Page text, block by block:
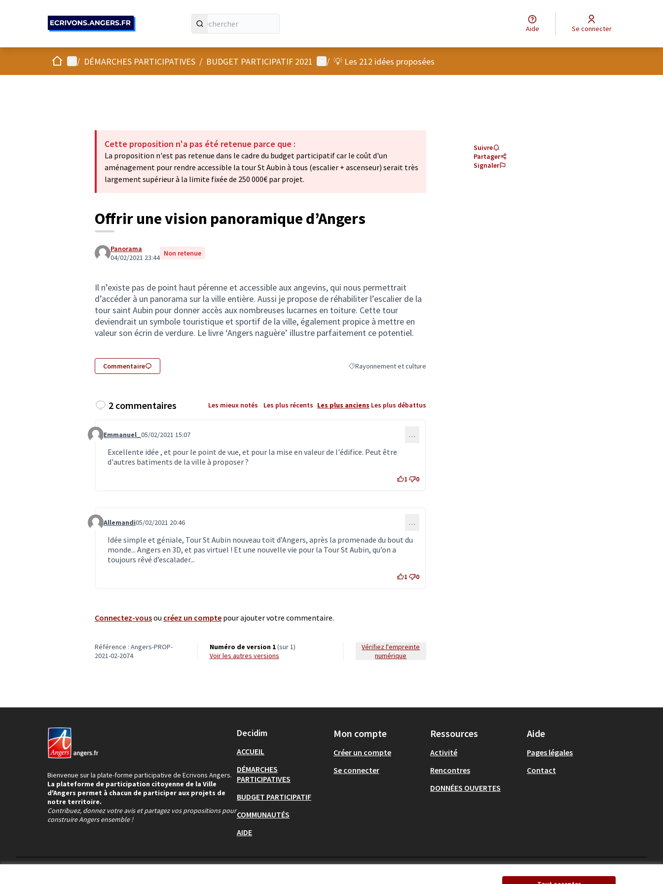
Aide Se connecter
AccueilMenu principal
/ DÉMARCHES PARTICIPATIVES / BUDGET PARTICIPATIF 2021 Menu utilisateur
/ 💡 Les 212 idées proposées
Cette proposition n'a pas été retenue parce que :
La proposition n'est pas retenue dans le cadre du budget participatif car le coût d'un
aménagement pour rendre accessible la tour St Aubin à tous (escalier + ascenseur) serait très
largement supérieur à la limite fixée de 250 000€ par projet.
Offrir une vision panoramique d’Angers
Panorama
04/02/2021 23:44 Non retenue
Il n’existe pas de point haut pérenne et accessible aux angevins, qui nous permettrait
d’accéder à un panorama sur la ville entière. Aussi je propose de réhabiliter l’escalier de la
tour saint Aubin pour donner accès aux nombreuses lucarnes en toiture. Cette tour
deviendrait un symbole touristique et sportif de la ville, également propice à mettre en
valeur son écrin de verdure. Le livre ‘Angers naguère’ illustre parfaitement ce potentiel.
Commentaire Filtrer les résultats de la catégorie : Rayonnement et culture
Rayonnement et culture
Suivre
Partager
Signaler
2 commentaires Les mieux notés Les plus récents Les plus anciens Les plus débattus
Commentaire 2678
Emmanuel_ 05/02/2021 15:07 …
Excellente idée , et pour le point de vue, et pour la mise en valeur de l'édifice. Peut être
d'autres batiments de la ville à proposer ?
1 0
Commentaire 2680
Allemandi05/02/2021 20:46 …
Idée simple et géniale, Tour St Aubin nouveau toit d’Angers, après la promenade du bout du
monde... Angers en 3D, et pas virtuel ! Et une nouvelle vie pour la Tour St Aubin, qu’on a
toujours rêvé d’escalader...
1 0
Connectez-vousou créez un compte pour ajouter votre commentaire.
Référence : Angers-PROP-
2021-02-2074
Numéro de version 1(sur 1)
voir les autres versions
Vérifiez l'empreinte
numérique
Bienvenue sur la plate-forme participative de Ecrivons Angers.
La plateforme de participation citoyenne de la Ville
d'Angers permet à chacun de participer aux projets de
notre territoire.
Contribuez, donnez votre avis et partagez vos propositions pour
construire Angers ensemble !
Decidim
ACCUEIL
DÉMARCHES
PARTICIPATIVES
BUDGET PARTICIPATIF
COMMUNAUTÉS
AIDE
Mon compte
Créer un compte
Se connecter
Ressources
Activité
Rencontres
DONNÉES OUVERTES
Aide
Pages légales
Contact